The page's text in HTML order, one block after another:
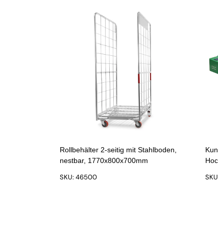
Rollbehälter 2-seitig mit Stahlboden,
nestbar, 1770x800x700mm
SKU: 46500